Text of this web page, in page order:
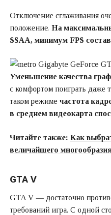
Отключение сглаживания
положение. На
SSAA, минимум FPS
Уменьшение качества
с комфортом поиграть даже
таком режиме частота
в среднем видеокарта
Читайте также: Как
величайшего
GTA V
GTA V — достаточно
требований игра. С одной